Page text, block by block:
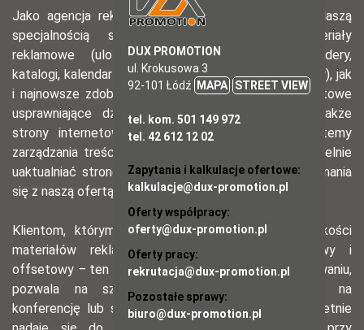
DUX PROMOTION
ul. Krokusowa 3
92-101 Łódź
MAPA STREET VIEW
tel. kom. 501 149 972
tel. 42 612 12 02
Zapytania i kalkulacje ofertowe:
kalkulacje@dux-promotion.pl
Oferty współpracy:
oferty@dux-promotion.pl
Oferty pracy:
rekrutacja@dux-promotion.pl
Pozostałe sprawy:
biuro@dux-promotion.pl